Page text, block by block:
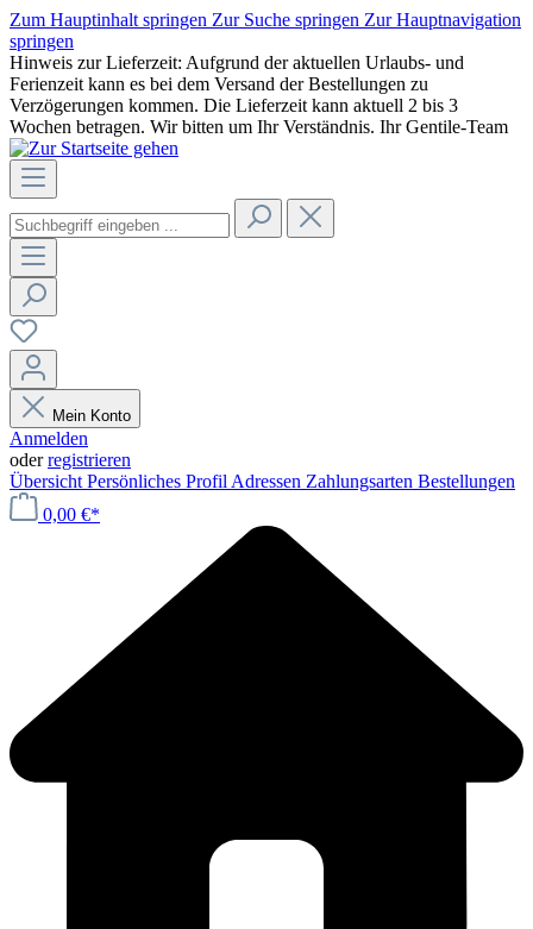
Zum Hauptinhalt springen Zur Suche springen Zur Hauptnavigation
springen
Hinweis zur Lieferzeit: Aufgrund der aktuellen Urlaubs- und
Ferienzeit kann es bei dem Versand der Bestellungen zu
Verzögerungen kommen. Die Lieferzeit kann aktuell 2 bis 3
Wochen betragen. Wir bitten um Ihr Verständnis. Ihr Gentile-Team
Mein Konto
Anmelden
oderregistrieren
Übersicht Persönliches Profil Adressen Zahlungsarten Bestellungen
0,00 €*